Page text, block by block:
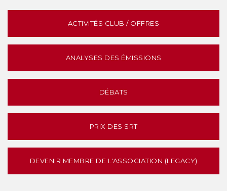
ACTIVITÉS CLUB / OFFRES
ANALYSES DES ÉMISSIONS
DÉBATS
PRIX DES SRT
DEVENIR MEMBRE DE L'ASSOCIATION (LEGACY)